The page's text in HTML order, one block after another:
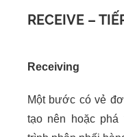
RECEIVE –
Receiving
Một bước có vẻ
tạo nên hoặc